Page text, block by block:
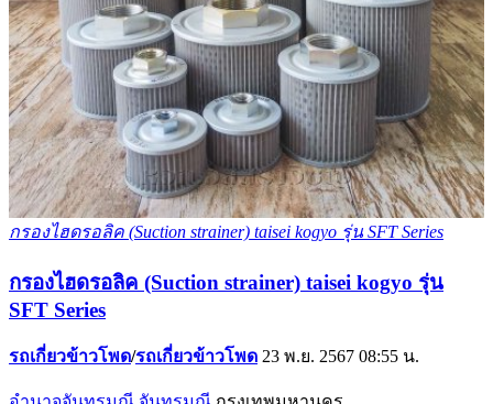
กรองไฮดรอลิค (Suction strainer) taisei kogyo รุ่น SFT Series
กรองไฮดรอลิค (Suction strainer) taisei kogyo รุ่น
SFT Series
รถเกี่ยวข้าวโพด/รถเกี่ยวข้าวโพด 23 พ.ย. 2567 08:55 น.